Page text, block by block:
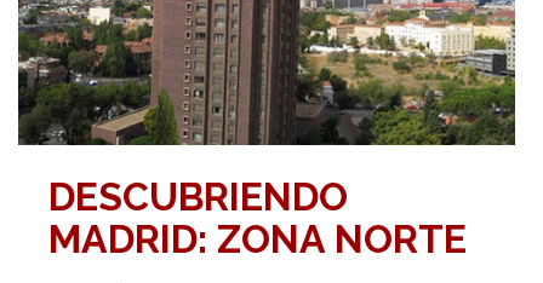
DESCUBRIENDO
MADRID: ZONA NORTE